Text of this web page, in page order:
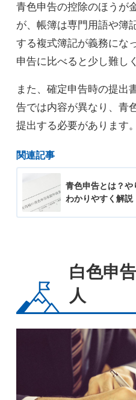
青色申告の控除のほうが
が、帳簿は専門用語や簿
する複式簿記が義務にな
申告に比べると少し難し
また、確定申告時の提出
告では内容が異なり、青
提出する必要があります。
関連記事
青色申告とは？や
わかりやすく解説
白色申
人